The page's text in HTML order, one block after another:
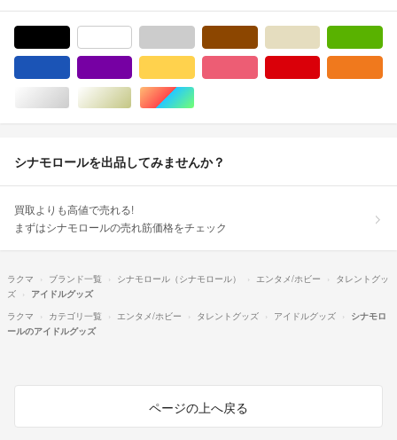
シルバー/銀色系ゴールド/金色系マルチカラー
シナモロールを出品してみませんか？
買取よりも高値で売れる!
まずはシナモロールの売れ筋価格をチェック
ラクマ ブランド一覧 シナモロール（シナモロール） エンタメ/ホビー
タレントグッ
ズ
アイドルグッズ
ラクマ
カテゴリ一覧 エンタメ/ホビー タレントグッズ アイドルグッズ
シナモロ
ールのアイドルグッズ
ページの上へ戻る